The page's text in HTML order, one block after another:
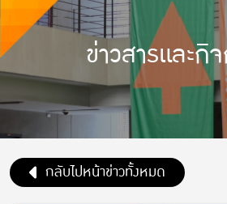
ข่าวสารและกิ
กลับไปหน้าข่าวทั้งหมด